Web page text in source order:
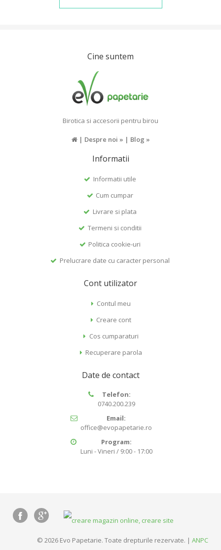
Cine suntem
Birotica si accesorii pentru birou
| Despre noi » | Blog »
Informatii
Informatii utile
Cum cumpar
Livrare si plata
Termeni si conditii
Politica cookie-uri
Prelucrare date cu caracter personal
Cont utilizator
Contul meu
Creare cont
Cos cumparaturi
Recuperare parola
Date de contact
Telefon:
0740.200.239
Email:
office@evopapetarie.ro
Program:
Luni - Vineri / 9:00 - 17:00
© 2026 Evo Papetarie. Toate drepturile rezervate. | ANPC